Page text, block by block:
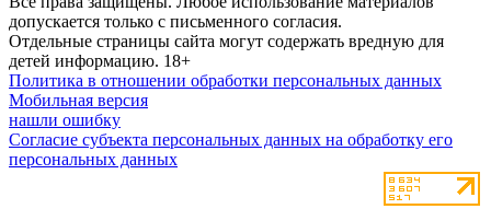
допускается только с письменного согласия.
Отдельные страницы сайта могут содержать вредную для
детей информацию. 18+
Политика в отношении обработки персональных данных
Мобильная версия
нашли ошибку
Согласие субъекта персональных данных на обработку его
персональных данных